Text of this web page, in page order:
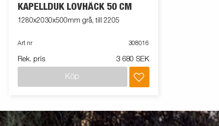
KAPELLDUK LÖVHÄCK 50 CM
1280x2030x500mm grå, till 2205
Art nr 308016
Rek. pris 3 680 SEK
Köp